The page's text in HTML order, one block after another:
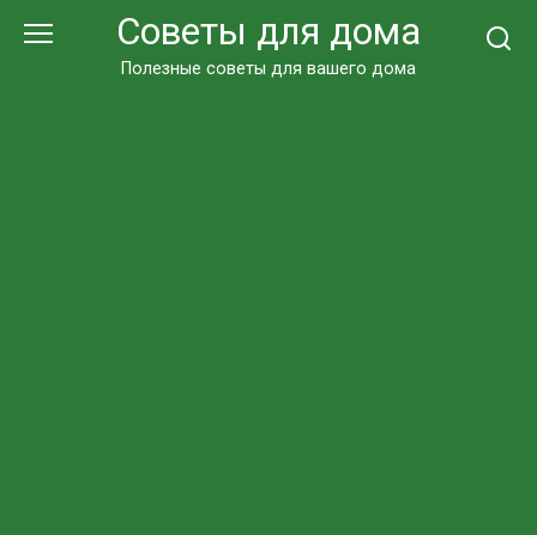
Советы для дома
Полезные советы для вашего дома